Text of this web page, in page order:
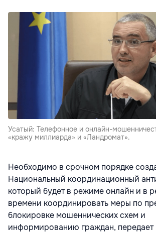
Усатый: Телефонное и онлайн-
«кражу миллиарда» и «Ландромат».
Необходимо в срочном порядке
Национальный координационный
который будет в режиме онлайн и в
времени координировать меры по
блокировке мошеннических схем и
информированию граждан, передает